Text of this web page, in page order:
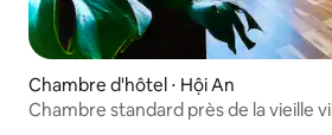
Chambre d'hôtel ⋅ Hội An
Chambre standard près de la vieille